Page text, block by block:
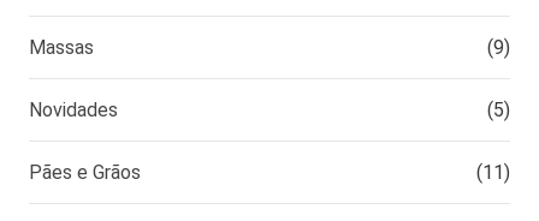
Massas (9)
Novidades (5)
Pães e Grãos (11)